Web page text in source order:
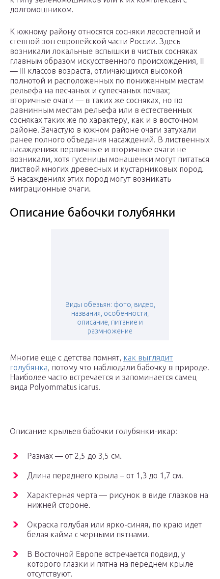
долгомошником.
К южному району относятся сосняки лесостепной и
степной зон европейской части России. Здесь
возникали локальные вспышки в чистых сосняках
главным образом искусственного происхождения, II
— III классов возраста, отличающихся высокой
полнотой и расположенных по пониженным местам
рельефа на песчаных и супесчаных почвах;
вторичные очаги — в таких же сосняках, но по
равнинным местам рельефа или в естественных
сосняках таких же по характеру, как и в восточном
районе. Зачастую в южном районе очаги затухали
ранее полного объедания насаждений. В лиственных
насаждениях первичные и вторичные очаги не
возникали, хотя гусеницы монашенки могут питаться
листвой многих древесных и кустарниковых пород.
В насаждениях этих пород могут возникать
миграционные очаги.
Описание бабочки голубянки
Виды обезьян: фото, видео,
названия, особенности,
описание, питание и
размножение
Многие еще с детства помнят, как выглядит
голубянка, потому что наблюдали бабочку в природе.
Наиболее часто встречается и запоминается самец
вида Polyommatus icarus.
Описание крыльев бабочки голубянки-икар:
Размах — от 2,5 до 3,5 см.
Длина переднего крыла − от 1,3 до 1,7 см.
Характерная черта — рисунок в виде глазков на
нижней стороне.
Окраска голубая или ярко-синяя, по краю идет
белая кайма с черными пятнами.
В Восточной Европе встречается подвид, у
которого глазки и пятна на переднем крыле
отсутствуют.